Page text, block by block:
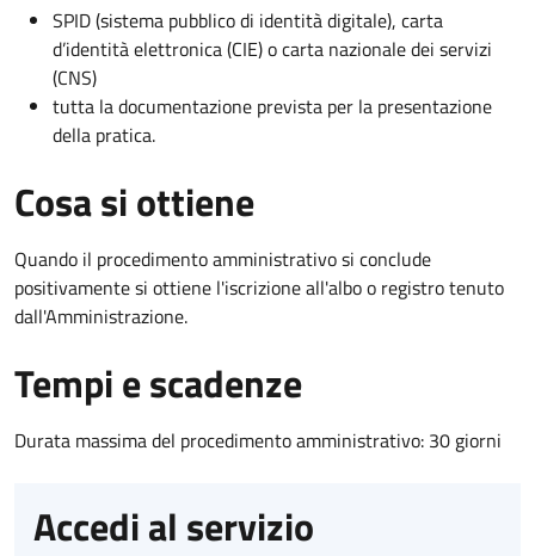
SPID (sistema pubblico di identità digitale), carta
d’identità elettronica (CIE) o carta nazionale dei servizi
(CNS)
tutta la documentazione prevista per la presentazione
della pratica.
Cosa si ottiene
Quando il procedimento amministrativo si conclude
positivamente si ottiene l'iscrizione all'albo o registro tenuto
dall'Amministrazione.
Tempi e scadenze
Durata massima del procedimento amministrativo: 30 giorni
Accedi al servizio